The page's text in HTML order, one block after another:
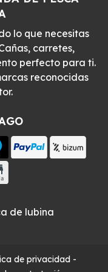
lo que necesitas
carretes,
perfecto para ti.
reconocidas
de lubina
de privacidad-